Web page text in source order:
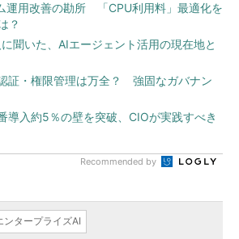
運用改善の勘所 「CPU利用料」最適化を
？
聞いた、AIエージェント活用の現在地と
証・権限管理は万全？ 強固なガバナン
導入約5％の壁を突破、CIOが実践すべき
Recommended by
ンタープライズAI